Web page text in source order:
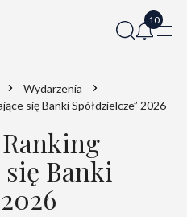
Wydarzenia
się Banki Spółdzielcze” 2026
się Banki